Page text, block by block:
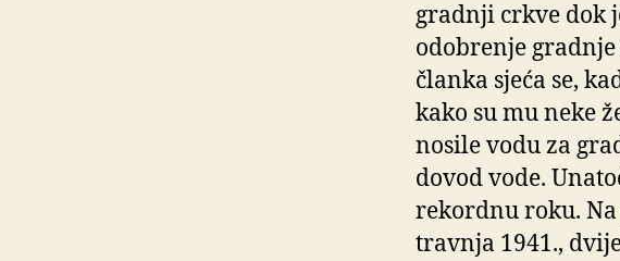
gradnji crkve dok
odobrenje
članka sjeća se,
kako su mu neke
nosile vodu za
dovod vode.
rekordnu roku.
travnja 1941.,